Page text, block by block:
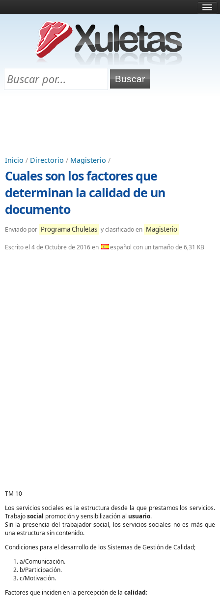
¿Qué es esto?
Directorio
Chuletas para exámenes
Inicio / Directorio / Magisterio /
Cuales son los factores que
determinan la calidad de un
documento
Enviado por Programa Chuletas y clasificado en Magisterio
Escrito el 4 de Octubre de 2016en español con un tamaño de 6,31 KB
TM 10
Los servicios sociales es la estructura desde la que prestamos los servicios.
Trabajosocial promoción y sensibilización al usuario.
Sin la presencia del trabajador social, los servicios sociales no es más que
una estructura sin contenido.
Condiciones para el desarrollo de los Sistemas de Gestión de Calidad;
a/Comunicación.
b/Participación.
c/Motivación.
Factores que inciden en la percepción de la calidad: